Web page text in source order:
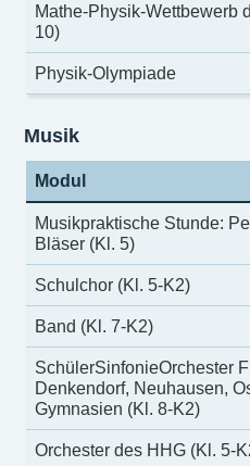
Mathe-Physik-Wettbewerb
10)
Physik-Olympiade
Musik
Modul
Musikpraktische Stunde:
Bläser (Kl. 5)
Schulchor (Kl. 5-K2)
Band (Kl. 7-K2)
SchülerSinfonieOrchester
Denkendorf, Neuhausen,
Gymnasien (Kl. 8-K2)
Orchester des HHG (Kl. 5-